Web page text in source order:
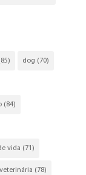
dog (70)
(84)
vida (71)
veterinária (78)